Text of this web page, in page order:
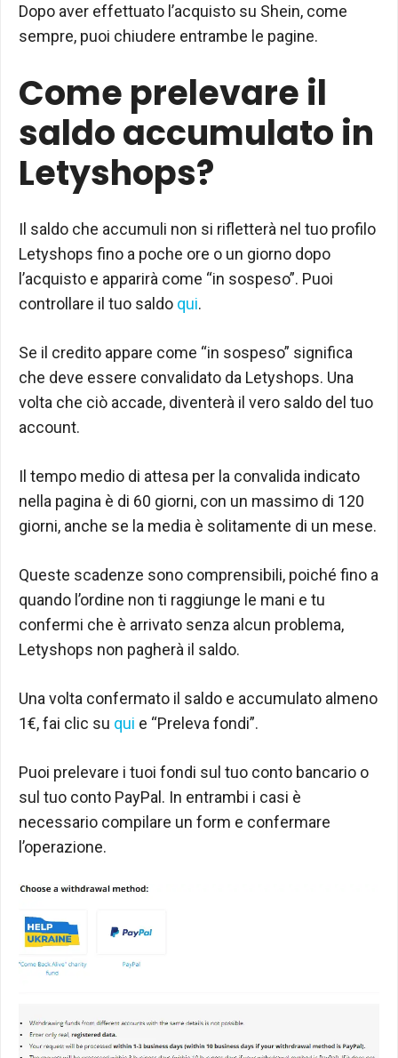
Dopo aver effettuato l’acquisto su Shein, come
sempre, puoi chiudere entrambe le pagine.
Come prelevare il
saldo accumulato in
Letyshops?
Il saldo che accumuli non si rifletterà nel tuo profilo
Letyshops fino a poche ore o un giorno dopo
l’acquisto e apparirà come “in sospeso”. Puoi
controllare il tuo saldo qui.
Se il credito appare come “in sospeso” significa
che deve essere convalidato da Letyshops. Una
volta che ciò accade, diventerà il vero saldo del tuo
account.
Il tempo medio di attesa per la convalida indicato
nella pagina è di 60 giorni, con un massimo di 120
giorni, anche se la media è solitamente di un mese.
Queste scadenze sono comprensibili, poiché fino a
quando l’ordine non ti raggiunge le mani e tu
confermi che è arrivato senza alcun problema,
Letyshops non pagherà il saldo.
Una volta confermato il saldo e accumulato almeno
1€, fai clic su qui e “Preleva fondi”.
Puoi prelevare i tuoi fondi sul tuo conto bancario o
sul tuo conto PayPal. In entrambi i casi è
necessario compilare un form e confermare
l’operazione.